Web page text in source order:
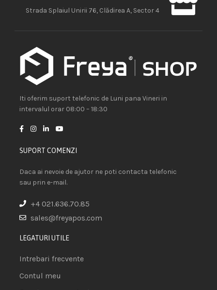
Strada Splaiul Unirii 76, Clădirea A, Sector 4
Iti oferim suport telefonic de Luni pana Vineri in
intervalul orar 08:00 – 18:30
SUPORT COMENZI
Daca ai nevoie de ajutor ne poti contacta telefonic
sau prin e-mail.
+4 021.636.70.85
sales@freyapos.com
LEGATURI UTILE
Intrebari frecvente
Contul meu